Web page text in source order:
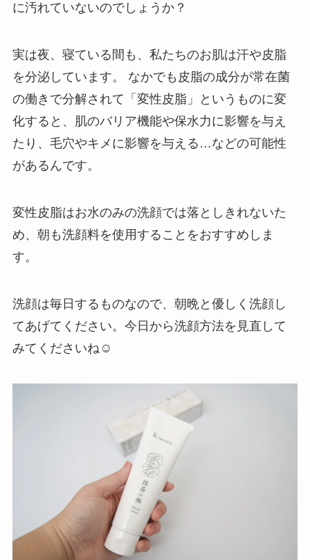
に汚れていないのでしょうか？
実は夜、寝ている間も、私たちのお肌は汗や皮脂
を分泌しています。 なかでも皮脂の成分が常在菌
の働きで分解されて「変性皮脂」というものに変
化すると、肌のバリア機能や保水力に影響を与え
たり、毛穴やキメに影響を与える…などの可能性
があるんです。
変性皮脂はお水のみの洗顔では落としきれないた
め、朝も洗顔料を使用することをおすすめしま
す。
洗顔は毎日するものなので、朝晩と優しく洗顔し
てあげてください。今日から洗顔方法を見直して
みてくださいね☺